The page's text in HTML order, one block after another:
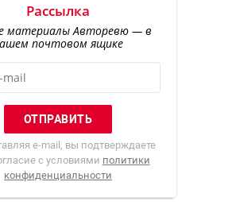
Рассылка
материалы Авторевю — в
почтовом ящике
e-mail, вы подтверждаете
с условиями политики
конфиденциальности